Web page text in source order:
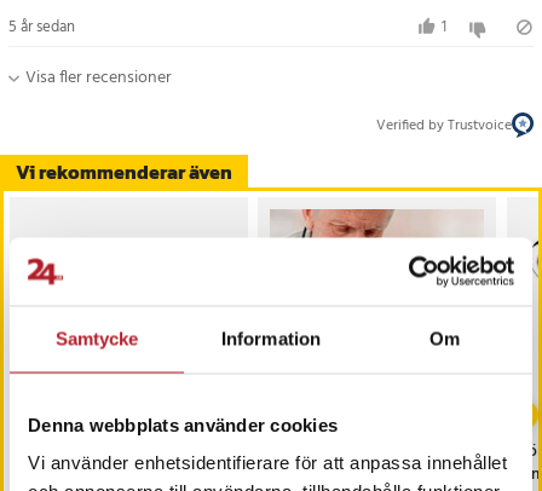
Samtycke Information Om
Denna webbplats använder cookies
Vi använder enhetsidentifierare för att anpassa innehållet
Vi rekommenderar även
Mångsidigt
förstoringsglas med LED-
Förstoringsglas med
nackhållare
5 år sedan 1
Visa fler recensioner
Verified by Trustvoice